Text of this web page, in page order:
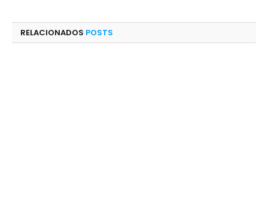
RELACIONADOS POSTS